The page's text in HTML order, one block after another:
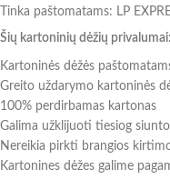
Tinka paštomatams: LP
Šių kartoninių dėžių privalumai:
Kartoninės dėžės
Greito uždarymo kartoninės
100% perdirbamas kartonas
Galima užklijuoti tiesiog
Nereikia pirkti brangios
Kartonines dėžes galime